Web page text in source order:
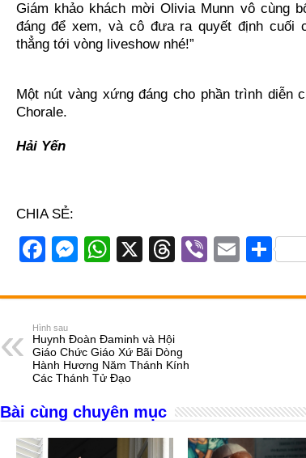
Giám khảo khách mời Olivia Munn vô cùng
đáng để xem, và cô đưa ra quyết định cuối
thẳng tới vòng liveshow nhé!”
Một nút vàng xứng đáng cho phần trình diễn
Chorale.
Hải Yến
CHIA SẺ:
F
c
e
b
o
o
k
M
ss
n
g
er
W
at
A
p
p
X
T
e
d
s
Vi
er
E
ail
S
ar
Hình sau
Huynh Đoàn Đaminh và Hội
Giáo Chức Giáo Xứ Bãi Dòng
Hành Hương Năm Thánh Kính
Các Thánh Tử Đạo
Bài cùng chuyên mục